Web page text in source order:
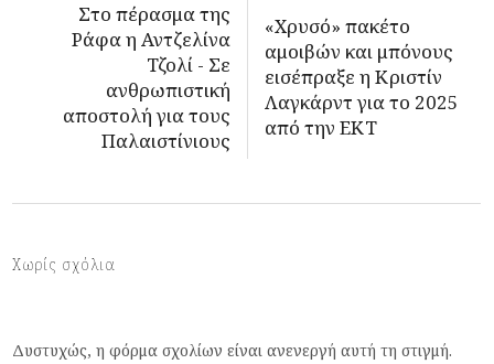
Στο πέρασμα της
Ράφα η Αντζελίνα
Τζολί - Σε
ανθρωπιστική
αποστολή για τους
Παλαιστίνιους
«Χρυσό» πακέτο
αμοιβών και μπόνους
εισέπραξε η Κριστίν
Λαγκάρντ για το 2025
από την ΕΚΤ
Χωρίς σχόλια
Δυστυχώς, η φόρμα σχολίων είναι ανενεργή αυτή τη στιγμή.